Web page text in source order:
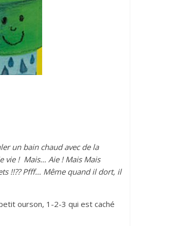
un bain chaud avec de la
vie ! Mais… Aie ! Mais Mais
!!?? Pfff… Même quand il dort, il
ourson, 1-2-3 qui est caché